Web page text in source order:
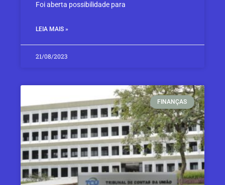
Foi aberta possibilidade para
LEIA MAIS »
21/08/2023
FINANÇAS​